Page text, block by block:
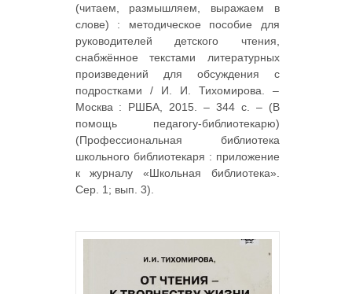
(читаем, размышляем, выражаем в
слове) : методическое пособие для
руководителей детского чтения,
снабжённое текстами литературных
произведений для обсуждения с
подростками / И. И. Тихомирова. –
Москва : РШБА, 2015. – 344 с. – (В
помощь педагогу-библиотекарю)
(Профессиональная библиотека
школьного библиотекаря : приложение
к журналу «Школьная библиотека».
Сер. 1; вып. 3).